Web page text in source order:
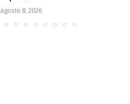
agosto 8, 2026